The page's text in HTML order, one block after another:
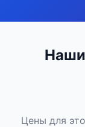
Наши
Цены для